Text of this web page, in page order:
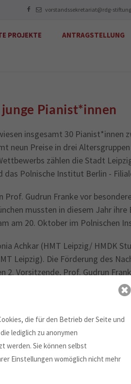
vorstandssekretariat@rdg-
PROJEKTE ANTRAGSTELLUNG
Pianist*innen
insgesamt 30 Pianist*innen
neun Preise in drei
zählen die Stadt
Polnische Institut Berlin -
Gudrun Franke vor
mussten in diesem Jahr
am 20. Oktober im Polnischen
Achkar (HMT Leipzig/ HMDK
Leipzig). Die Förderung des
2. Vorsitzende, Prof. Gudrun
ihrer engsten Zeitgenossen
(15. bis 18. Oktober) und wurde
die für den Betrieb der Seite und
lediglich zu anonymen
werden. Sie können selbst
Einstellungen womöglich nicht mehr